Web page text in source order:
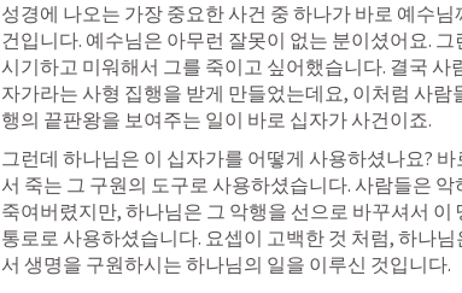
성경에 나오는 가장 중요한 사건 중 하나가 바로 예수
건입니다. 예수님은 아무런 잘못이 없는 분이셨어요.
시기하고 미워해서 그를 죽이고 싶어했습니다. 결국 사
자가라는 사형 집행을 받게 만들었는데요, 이처럼 사람
행의 끝판왕을 보여주는 일이 바로 십자가 사건이죠.
그런데 하나님은 이 십자가를 어떻게 사용하셨나요?
서 죽는 그 구원의 도구로 사용하셨습니다. 사람들은
죽여버렸지만, 하나님은 그 악행을 선으로 바꾸셔서 이
통로로 사용하셨습니다. 요셉이 고백한 것 처럼, 하나
서 생명을 구원하시는 하나님의 일을 이루신 것입니다.